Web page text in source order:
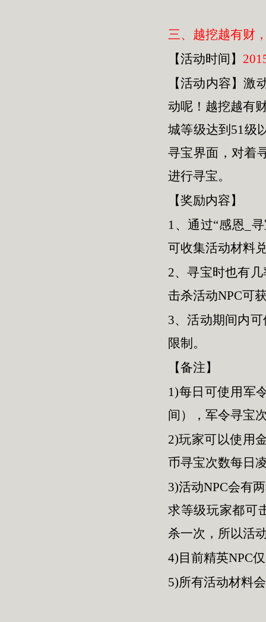
三、越挖越有财
【活动时间】
【活动内容】
动呢！越挖越有
城等级达到51级
寻宝界面，对着
进行寻宝。
【奖励内容】
1、通过“感恩_
可收集活动材料
2、寻宝时也有几
击杀活动NPC可
3、活动期间内
限制。
【备注】
1)每日可使用军
间），军令寻宝
2)玩家可以使用
币寻宝次数每日
3)活动NPC会有
求等级玩家都可
杀一次，所以活
4)目前精英NPC
5)所有活动材料